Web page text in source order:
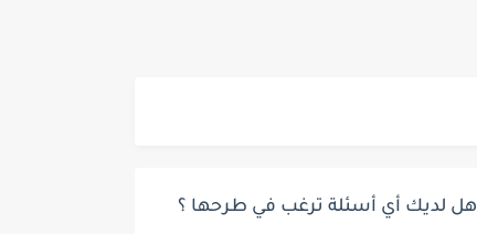
هل لديك أي أسئلة ترغب في طرحها ؟